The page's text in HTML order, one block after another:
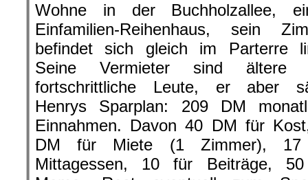
Wohne in der Buchholzallee,
Einfamilien-Reihenhaus, sein
befindet sich gleich im Parterre
Seine Vermieter sind ältere
fortschrittliche Leute, er aber
Henrys Sparplan: 209 DM
Einnahmen. Davon 40 DM für
DM für Miete (1 Zimmer),
Mittagessen, 10 für Beiträge,